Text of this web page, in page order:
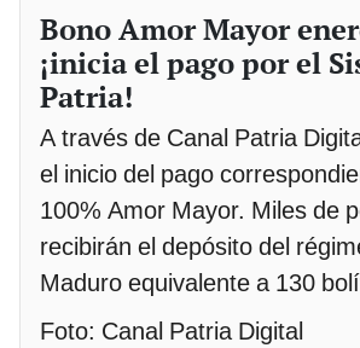
Bono Amor Mayor
¡inicia el pago por el
Patria!
A través de Canal Patria
el inicio del pago
100% Amor Mayor. Miles de
recibirán el depósito del
Maduro equivalente a 130
Foto: Canal Patria Digital